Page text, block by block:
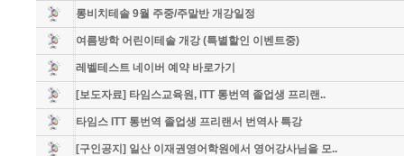
롱비치테솔 9월 주중/주말반 개강일정
여름방학 어린이테솔 개강 (특별할인 이벤트중)
레벨테스트 네이버 예약 바로가기
[보도자료] 타임스교육원, ITT 통번역 졸업생 프리랜..
타임스 ITT 통번역 졸업생 프리랜서 번역사 특강
[구인공지] 일산 이재권영어학원에서 영어강사님을 모..